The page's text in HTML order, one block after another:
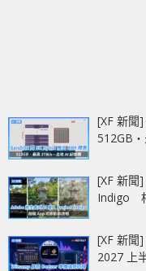
[XF 新聞
512GB‧
[XF 新聞
Indigo
[XF 新聞
2027 上